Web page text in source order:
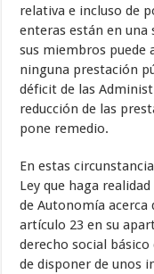
relativa e incluso de
enteras están en
sus miembros puede
ninguna prestación
déficit de las
reducción de las
pone remedio.
En estas
Ley que haga
de Autonomía acerca
artículo 23 en su
derecho social básico
de disponer de unos